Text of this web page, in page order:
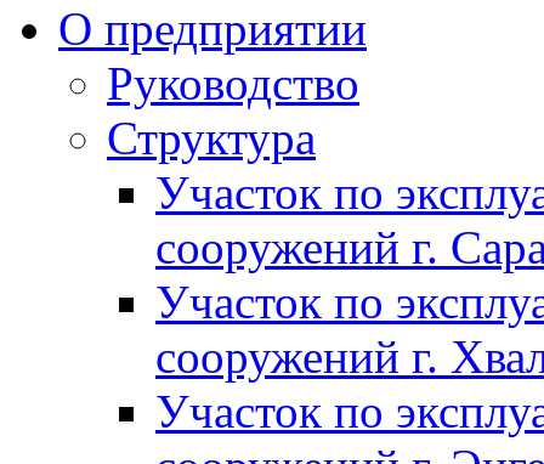
О предприятии
Руководство
Структура
Участок по
сооружений г.
Участок по
сооружений г.
Участок по